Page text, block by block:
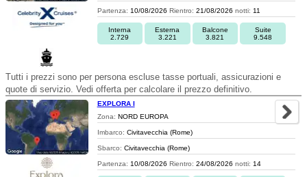
Partenza: 10/08/2026 Rientro: 21/08/2026 notti: 11
Interna
2.729
Esterna
3.221
Balcone
3.821
Suite
9.548
Tutti i prezzi sono per persona escluse tasse portuali, assicurazioni e
quote di servizio. Vedi offerta per calcolare il prezzo definitivo.
EXPLORA I
Zona: NORD EUROPA
Imbarco: Civitavecchia (Rome)
Sbarco: Civitavecchia (Rome)
Partenza: 10/08/2026 Rientro: 24/08/2026 notti: 14